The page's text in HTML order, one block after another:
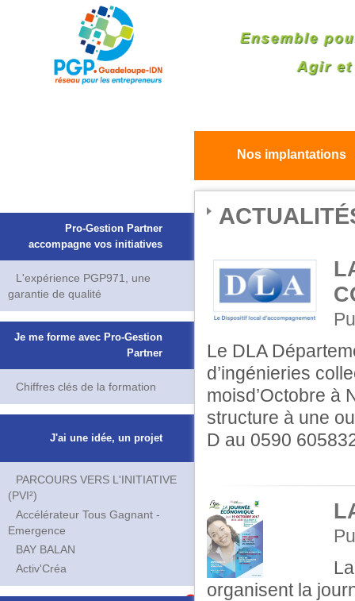
Nos implantations
Pro-Gestion Partner
accompagne vos initiatives
L'expérience PGP971, une
garantie de qualité
Je me forme avec Pro-Gestion
Partner
Chiffres clés de la formation
J'ai une idée, un projet
PARCOURS VERS L'INITIATIVE
(PVI²)
Accélérateur Tous Gagnant -
Emergence
BAY BALAN
Activ'Créa
Le DLA
d’ingénieries
moisd’Octobre à
structure à une
D au 0590
organisent la